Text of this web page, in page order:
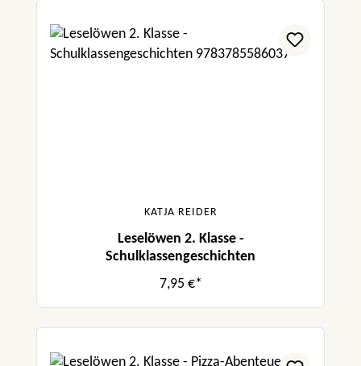
KATJA REIDER
Leselöwen 2. Klasse -
Schulklassengeschichten
7,95 €*